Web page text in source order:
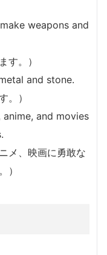
weapons and
す。）
and stone.
。）
and movies
メ、映画に勇敢な
）